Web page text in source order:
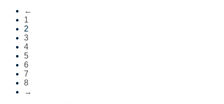
←
1
2
3
4
5
6
7
8
→